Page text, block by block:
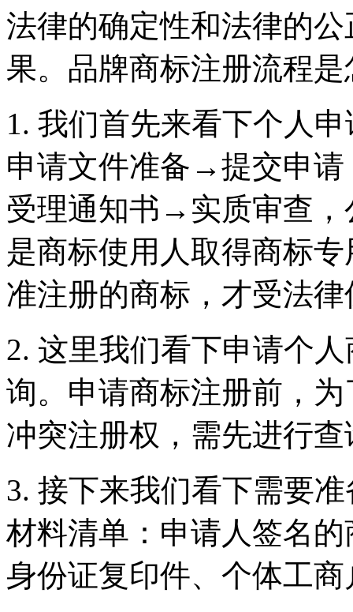
法律的确定性和法律的
果。品牌商标注册流
1. 我们首先来看下个人
申请文件准备→提交申
受理通知书→实质审查，
是商标使用人取得商标
准注册的商标，才受
2. 这里我们看下申请个
询。申请商标注册前，
冲突注册权，需先进
3. 接下来我们看下需要
材料清单：申请人签名
身份证复印件、个体